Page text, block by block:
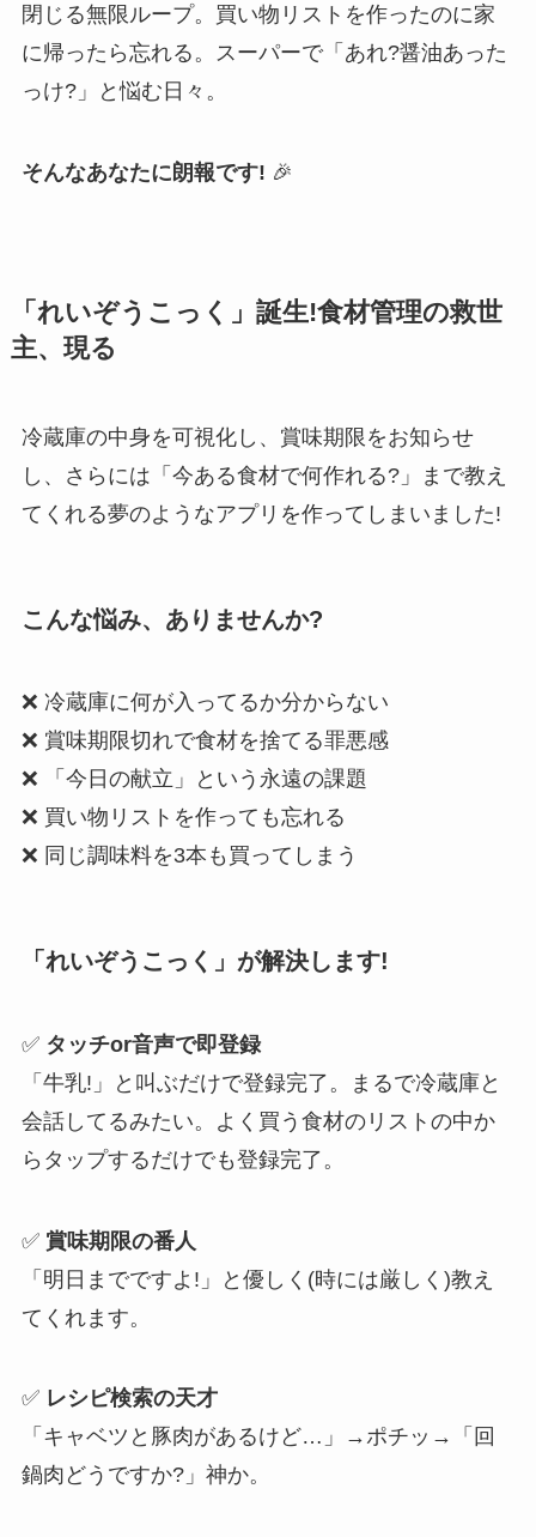
閉じる無限ループ。買い物リストを作ったのに家
に帰ったら忘れる。スーパーで「あれ?醤油あった
っけ?」と悩む日々。
そんなあなたに朗報です! 🎉
「れいぞうこっく」誕生!食材管理の救世
主、現る
冷蔵庫の中身を可視化し、賞味期限をお知らせ
し、さらには「今ある食材で何作れる?」まで教え
てくれる夢のようなアプリを作ってしまいました!
こんな悩み、ありませんか?
❌ 冷蔵庫に何が入ってるか分からない
❌ 賞味期限切れで食材を捨てる罪悪感
❌ 「今日の献立」という永遠の課題
❌ 買い物リストを作っても忘れる
❌ 同じ調味料を3本も買ってしまう
「れいぞうこっく」が解決します!
✅ タッチor音声で即登録
「牛乳!」と叫ぶだけで登録完了。まるで冷蔵庫と
会話してるみたい。よく買う食材のリストの中か
らタップするだけでも登録完了。
✅ 賞味期限の番人
「明日までですよ!」と優しく(時には厳しく)教え
てくれます。
✅ レシピ検索の天才
「キャベツと豚肉があるけど…」→ポチッ→「回
鍋肉どうですか?」神か。